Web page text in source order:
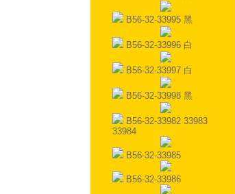
B56-32-33995 黑
B56-32-33996 白
B56-32-33997 白
B56-32-33998 黑
B56-32-33982 33983
33984
B56-32-33985
B56-32-33986